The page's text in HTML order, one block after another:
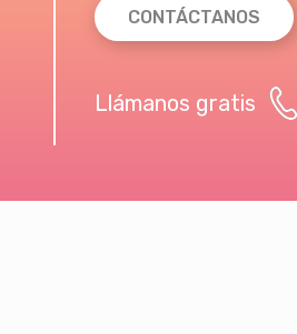
CONTÁCTANOS
Llámanos gratis